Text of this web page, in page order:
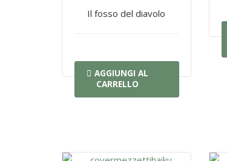
Il fosso del diavolo
AGGIUNGI AL
CARRELLO